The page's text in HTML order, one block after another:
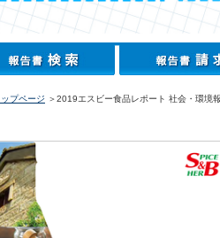
ップページ ＞2019エスビー食品レポート 社会・環境